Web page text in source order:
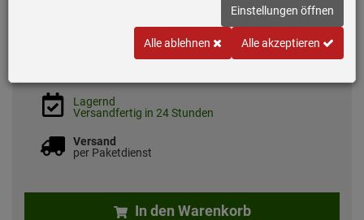
Lagernd
Versandfertig in 24 Stunden
Versand
per Paketdienst
In den Warenkorb
Einstellungen öffnen
Alle ablehnen Alle akzeptieren